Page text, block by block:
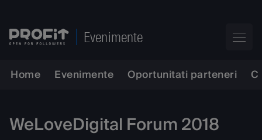
Evenimente
Home Evenimente Oportunitati parteneri
WeLoveDigital Forum 2018